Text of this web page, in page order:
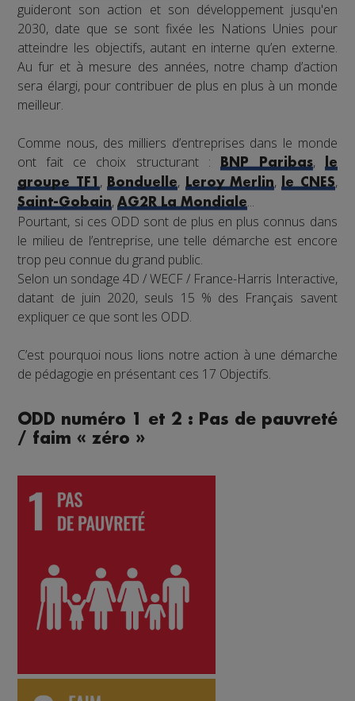
guideront son action et son développement jusqu'en
2030, date que se sont fixée les Nations Unies pour
atteindre les objectifs, autant en interne qu’en externe.
Au fur et à mesure des années, notre champ d’action
sera élargi, pour contribuer de plus en plus à un monde
meilleur.
Comme nous, des milliers d’entreprises dans le monde
ont fait ce choix structurant :
BNP Paribas,
le
groupe TF1 , Bonduelle, Leroy Merlin, le CNES,
Saint-Gobain,AG2R La Mondiale...
Pourtant, si ces ODD sont de plus en plus connus dans
le milieu de l’entreprise, une telle démarche est encore
trop peu connue du grand public.
Selon un sondage 4D / WECF / France-Harris Interactive,
datant de juin 2020, seuls 15 % des Français savent
expliquer ce que sont les ODD.
C’est pourquoi nous lions notre action à une démarche
de pédagogie en présentant ces 17 Objectifs.
ODD numéro 1 et 2 : Pas de pauvreté
/ faim « zéro »